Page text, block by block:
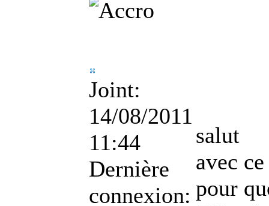
Joint:
14/08/2011
11:44
Dernière
connexion:
salut
avec
pour